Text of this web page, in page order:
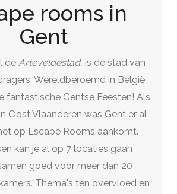
rooms in
Gent
de Arteveldestad, is de stad van
Wereldberoemd in België
fantastische Gentse Feesten! Als
Oost Vlaanderen was Gent er al
op Escape Rooms aankomt.
kan je al op 7 locaties gaan
goed voor meer dan 20
Thema's ten overvloed en